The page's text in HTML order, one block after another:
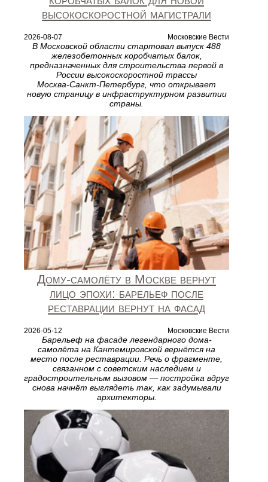
высокоскоростной магистрали
2026-08-07 Московские Вести
В Московской области стартовал выпуск 488
железобетонных коробчатых балок,
предназначенных для строительства первой в
России высокоскоростной трассы
Москва‑Санкт‑Петербург, что открывает
новую страницу в инфраструктурном развитии
страны.
Дому-самолёту в Москве вернут
лицо эпохи: барельеф после
реставрации вернут на фасад
2026-05-12 Московские Вести
Барельеф на фасаде легендарного дома-
самолёта на Кантемировской вернётся на
место после реставрации. Речь о фрагменте,
связанном с советским наследием и
градостроительным вызовом — постройка вдруг
снова начнёт выглядеть так, как задумывали
архитекторы.